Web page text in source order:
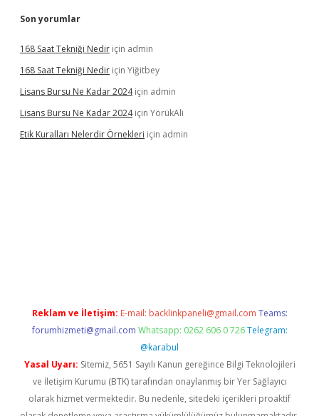
Son yorumlar
168 Saat Tekniği Nedir için admin
168 Saat Tekniği Nedir için Yiğitbey
Lisans Bursu Ne Kadar 2024için admin
Lisans Bursu Ne Kadar 2024için YörükAli
Etik Kuralları Nelerdir Örnekleri için admin
Reklam ve İletişim: E-mail: backlinkpaneli@gmail.com Teams:
forumhizmeti@gmail.com Whatsapp: 0262 606 0 726 Telegram:
@karabul
Yasal Uyarı: Sitemiz, 5651 Sayılı Kanun gereğince Bilgi Teknolojileri
ve İletişim Kurumu (BTK) tarafından onaylanmış bir Yer Sağlayıcı
olarak hizmet vermektedir. Bu nedenle, sitedeki içerikleri proaktif